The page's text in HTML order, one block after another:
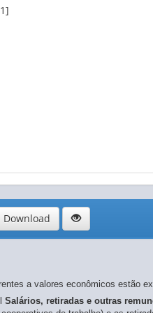
variação - Excedente
em 17/10/2013
Download
a valores econômicos estão
Salários, retiradas e outras